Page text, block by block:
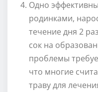
Одно
родинками,
течение дня 2
сок на
проблемы
что многие
траву для